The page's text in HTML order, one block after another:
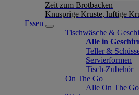
Zeit zum Brotbacken
Knusprige Kruste, luftige
Essen
Tischwäsche &
Alle in
Teller &
Servierformen
Tisch-Zubehör
On The Go
Alle On The